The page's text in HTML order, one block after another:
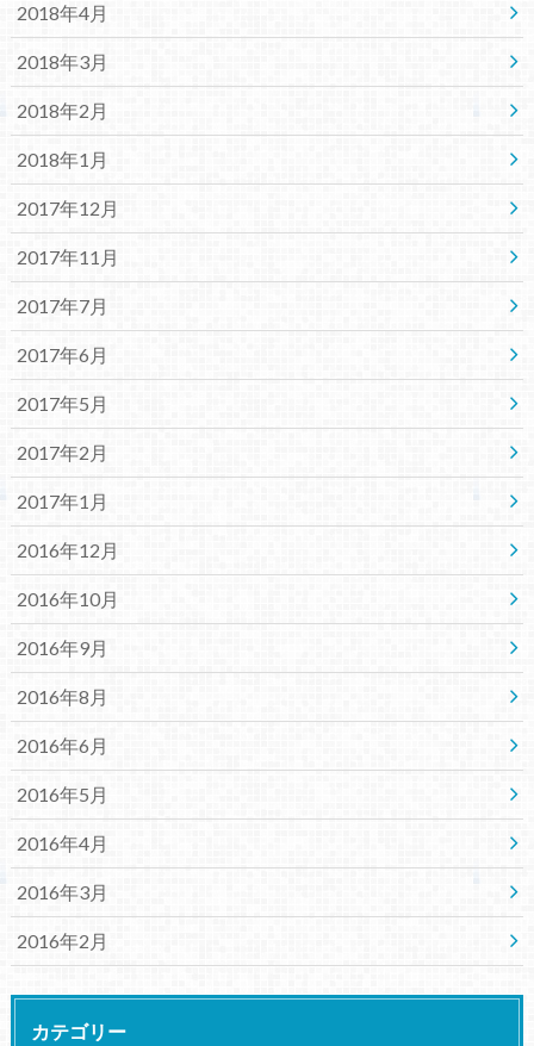
2018年4月
2018年3月
2018年2月
2018年1月
2017年12月
2017年11月
2017年7月
2017年6月
2017年5月
2017年2月
2017年1月
2016年12月
2016年10月
2016年9月
2016年8月
2016年6月
2016年5月
2016年4月
2016年3月
2016年2月
カテゴリー